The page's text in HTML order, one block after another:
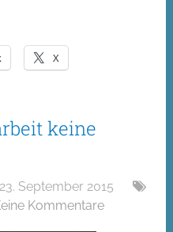
X
keine
23. September 2015
Kommentare